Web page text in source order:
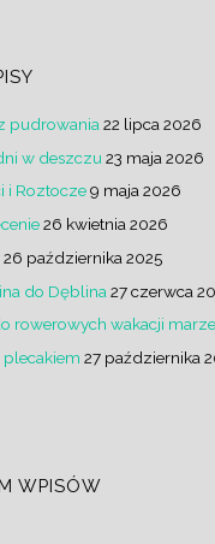
pudrowania 22 lipca 2026
w deszczu 23 maja 2026
i Roztocze9 maja 2026
26 kwietnia 2026
26 października 2025
do Dęblina 27 czerwca
rowerowych wakacji
plecakiem 27 października
WPISÓW